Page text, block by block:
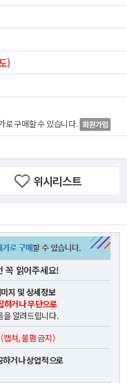
)
로 구매할 수 있습니다.
위시리스트
꼭 읽어주세요!
지 및 상세정보
하거나 무단으로
을 알려드립니다.
(캡쳐, 불펌 금지)
하거나 상업적으로